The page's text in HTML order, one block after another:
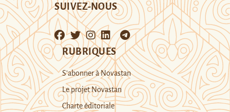
SUIVEZ-NOUS
RUBRIQUES
S’abonner à Novastan
Le projet Novastan
Charte éditoriale